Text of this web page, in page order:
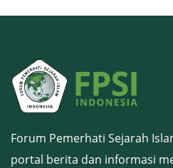
Forum Pemerhati Sejarah
portal berita dan informasi